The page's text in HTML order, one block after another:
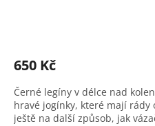
650 Kč
Černé legíny v délce nad
hravé jogínky, které mají
ještě na další způsob, jak